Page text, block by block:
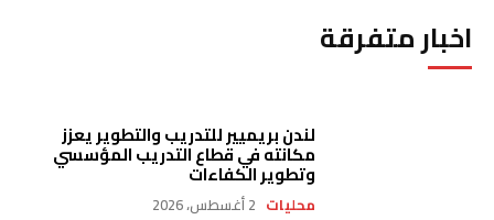
اخبار متفرقة
لندن بريميير للتدريب والتطوير يعزز
مكانته في قطاع التدريب المؤسسي
وتطوير الكفاءات
محليات 2 أغسطس، 2026